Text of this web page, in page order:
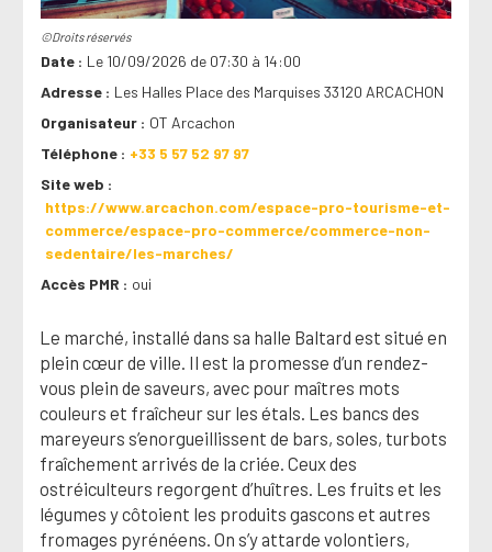
©Droits réservés
Date
Le 10/09/2026 de 07:30 à 14:00
Adresse
Les Halles Place des Marquises 33120 ARCACHON
Organisateur
OT Arcachon
Téléphone
+33 5 57 52 97 97
Site web
https://www.arcachon.com/espace-pro-tourisme-et-
commerce/espace-pro-commerce/commerce-non-
sedentaire/les-marches/
Accès PMR
oui
Le marché, installé dans sa halle Baltard est situé en
plein cœur de ville. Il est la promesse d’un rendez-
vous plein de saveurs, avec pour maîtres mots
couleurs et fraîcheur sur les étals. Les bancs des
mareyeurs s’enorgueillissent de bars, soles, turbots
fraîchement arrivés de la criée. Ceux des
ostréiculteurs regorgent d’huîtres. Les fruits et les
légumes y côtoient les produits gascons et autres
fromages pyrénéens. On s’y attarde volontiers,